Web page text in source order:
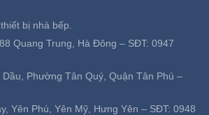
bị nhà bếp.
Quang Trung, Hà Đông – SĐT: 0947
Dầu, Phường Tân Quý, Quận Tân Phú –
Yên Phú, Yên Mỹ, Hưng Yên – SĐT: 0948